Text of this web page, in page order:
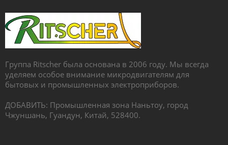
Группа Ritscher была основана в 2006 году. Мы всегда
уделяем особое внимание микродвигателям для
бытовых и промышленных электроприборов.
ДОБАВИТЬ: Промышленная зона Наньтоу, город
Чжуншань, Гуандун, Китай, 528400.